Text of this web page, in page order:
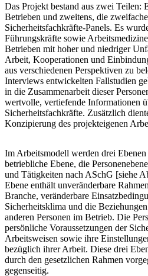
Das Projekt bestand aus zwei Teilen:
Betrieben und zweitens, die
Sicherheitsfachkräfte-Panels. Es
Führungskräfte sowie
Betrieben mit hoher und niedriger
Arbeit, Kooperationen und
aus verschiedenen Perspektiven zu
Interviews entwickelten Fallstudien
in die Zusammenarbeit dieser
wertvolle, vertiefende Informationen
Sicherheitsfachkräfte. Zusätzlich
Konzipierung des projekteigenen
Im Arbeitsmodell werden drei
betriebliche Ebene, die
und Tätigkeiten nach ASchG [siehe
Ebene enthält unveränderbare
Branche, veränderbare
Sicherheitsklima und die
anderen Personen im Betrieb. Die
persönliche Voraussetzungen der
Arbeitsweisen sowie ihre
bezüglich ihrer Arbeit. Diese drei
durch den gesetzlichen Rahmen
gegenseitig.